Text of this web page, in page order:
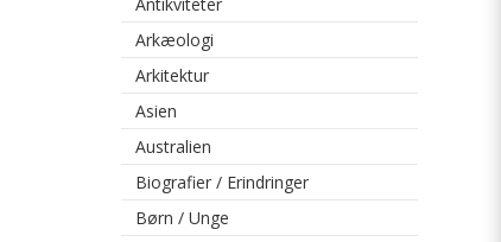
Arkæologi
Arkitektur
Asien
Australien
Biografier / Erindringer
Børn / Unge